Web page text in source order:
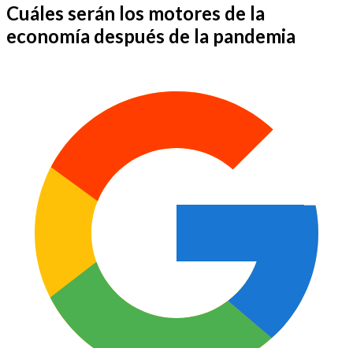
Cuáles serán los motores de la
economía después de la pandemia